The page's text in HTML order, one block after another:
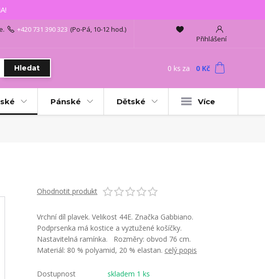
Přihlášení
Hledat
+420 731 390 323 (Po-Pá, 10-12 hod.)
0 ks za 0 Kč
Pánské Dětské Více
Ohodnotit produkt
Vrchní díl plavek. Velikost 44E. Značka Gabbiano.
Podprsenka má kostice a vyztužené košíčky.
Nastavitelná ramínka. Rozměry: obvod 76 cm.
Materiál: 80 % polyamid, 20 % elastan. celý popis
Dostupnost skladem 1 ks